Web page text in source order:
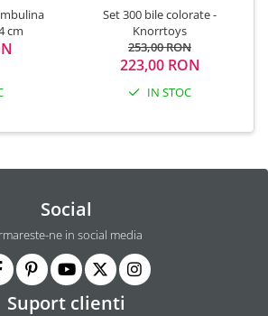
cm
Set 300 bile colorate -
Knorrtoys
253,00 RON
223,00 RON
IN STOC
Social
ne in social media
Suport clienti